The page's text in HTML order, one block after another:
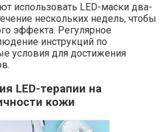
использовать LED-маски два-
нескольких недель, чтобы
эффекта. Регулярное
инструкций по
условия для достижения
LED-терапии на
кожи